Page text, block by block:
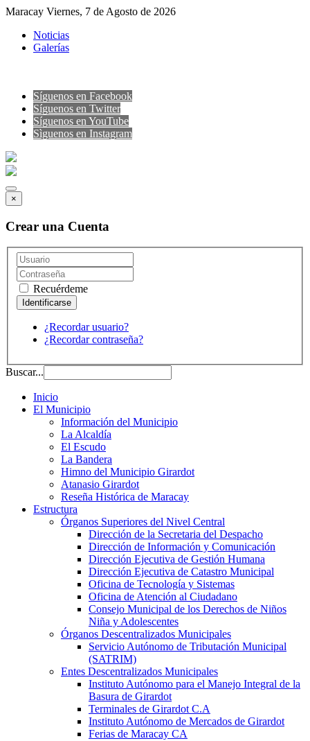
Maracay Viernes, 7 de Agosto de 2026
Noticias
Galerías
Síguenos en Facebook
Síguenos en Twitter
Síguenos en YouTube
Sìguenos en Instagram
×
Crear una Cuenta
Recuérdeme
¿Recordar usuario?
¿Recordar contraseña?
Buscar...
Inicio
El Municipio
Información del Municipio
La Alcaldía
El Escudo
La Bandera
Himno del Municipio Girardot
Atanasio Girardot
Reseña Histórica de Maracay
Estructura
Órganos Superiores del Nivel Central
Dirección de la Secretaria del Despacho
Dirección de Información y Comunicación
Dirección Ejecutiva de Gestión Humana
Dirección Ejecutiva de Catastro Municipal
Oficina de Tecnología y Sistemas
Oficina de Atención al Ciudadano
Consejo Municipal de los Derechos de Niños
Niña y Adolescentes
Órganos Descentralizados Municipales
Servicio Autónomo de Tributación Municipal
(SATRIM)
Entes Descentralizados Municipales
Instituto Autónomo para el Manejo Integral de la
Basura de Girardot
Terminales de Girardot C.A
Instituto Autónomo de Mercados de Girardot
Ferias de Maracay CA